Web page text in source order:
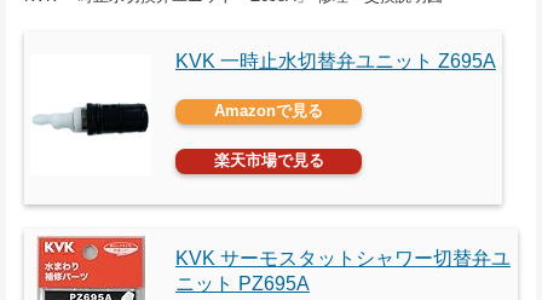
KVK 一時止水切替弁ユニット Z695A
Amazonで見る
楽天市場で見る
KVK サーモスタットシャワー切替弁ユ
ニット PZ695A